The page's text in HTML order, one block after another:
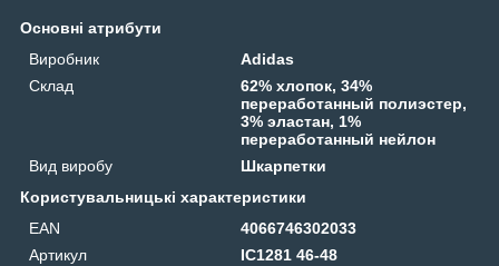
Основні атрибути
Виробник
Adidas
Склад
62% хлопок, 34%
переработанный полиэстер,
3% эластан, 1%
переработанный нейлон
Вид виробу
Шкарпетки
Користувальницькі характеристики
EAN
4066746302033
Артикул
IC1281 46-48